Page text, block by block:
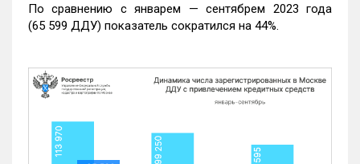
По сравнению с январем — сентябрем 2023 года
(65 599 ДДУ) показатель сократился на 44%.